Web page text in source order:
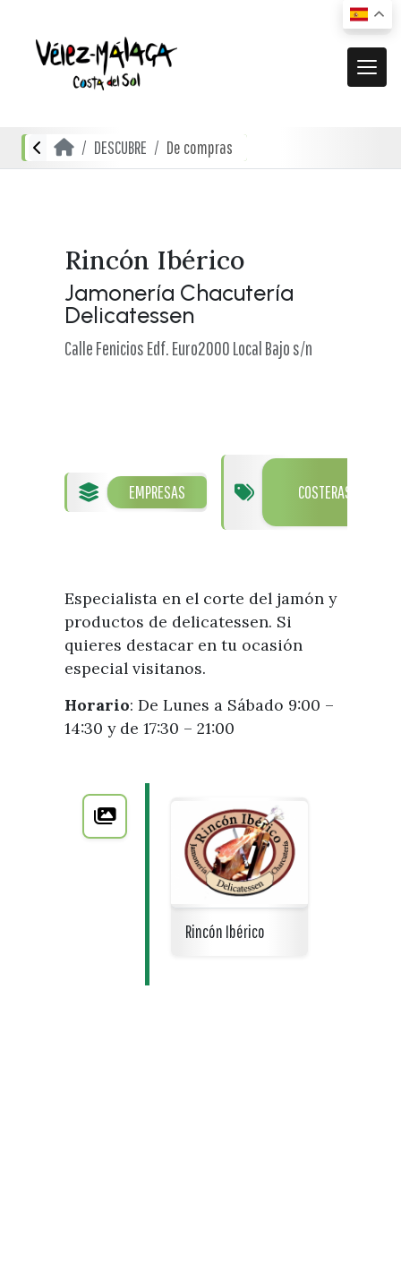
El municipio
Mapa interactivo
Localidades
Localidades Costeras
Punto Ayuntamiento
Sectores
Artesanía
DESCUBRE
De compras
Restauración
Gastronomía local
Fiestas y eventos
Fiestas de singularidad turística
Semana Santa de Vélez-
Noticias
RECURSOS
Vídeos promocionales
Documentación
Direcciones y teléfonos del
Ayuntamiento
DESCUBRE De compras
Rincón Ibérico
Jamonería Chacutería
Delicatessen
Calle Fenicios Edf. Euro2000 Local Bajo s/n
EMPRESAS COSTERAS
Especialista en el corte del jamón y
productos de delicatessen. Si
quieres destacar en tu ocasión
especial visitanos.
Horario: De Lunes a Sábado 9:00 –
14:30 y de 17:30 – 21:00
Rincón Ibérico